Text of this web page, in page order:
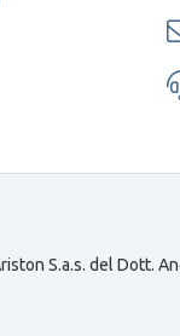
S.a.s. del Dott.